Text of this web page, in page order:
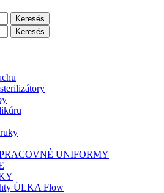
Keresés
Keresés
UNIFORMY
ÜLKA Flow